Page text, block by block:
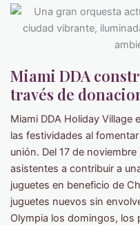
Miami DDA
través de
Miami DDA Holiday Village
las festividades al
unión. Del 17 de
asistentes a contribuir a
juguetes en beneficio de
juguetes nuevos sin
Olympia los domingos, los